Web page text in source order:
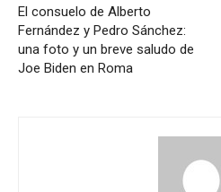
El consuelo de Alberto
Fernández y Pedro Sánchez:
una foto y un breve saludo de
Joe Biden en Roma